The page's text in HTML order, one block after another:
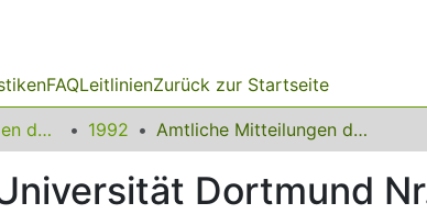
FAQLeitlinienZurück zur Startseite
Amtliche Mitteilungen der Technischen Universität Dortmund 1992 Amtliche Mitteilungen der Universität Dortmund Nr. 14/92
Dortmund